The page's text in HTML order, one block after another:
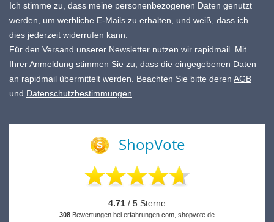
Ich stimme zu, dass meine personenbezogenen Daten genutzt
werden, um werbliche E-Mails zu erhalten, und weiß, dass ich
dies jederzeit widerrufen kann.
Für den Versand unserer Newsletter nutzen wir rapidmail. Mit
Ihrer Anmeldung stimmen Sie zu, dass die eingegebenen Daten
an rapidmail übermittelt werden. Beachten Sie bitte deren AGB
und Datenschutzbestimmungen.
ShopVote
4.71 / 5 Sterne
308 Bewertungen bei erfahrungen.com, shopvote.de